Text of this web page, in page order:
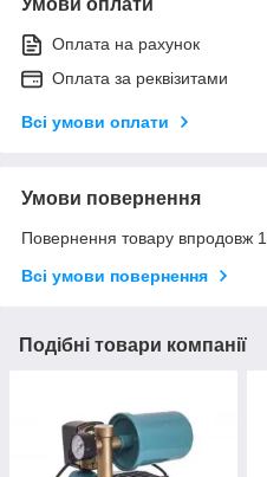
Оплата на рахунок
Оплата за реквізитами
Всі умови оплати
Умови повернення
Повернення товару впродовж
Всі умови повернення
Подібні товари компанії